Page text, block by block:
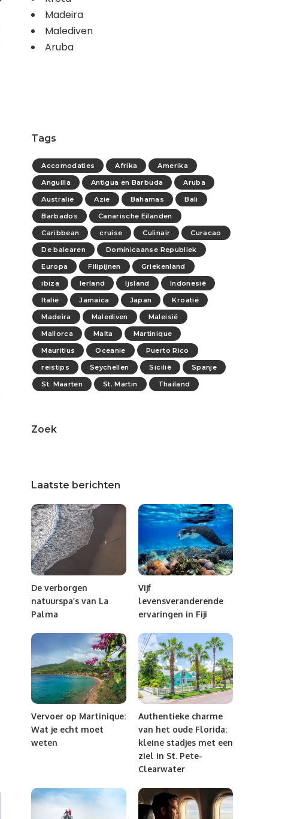
Madeira
Malediven
Aruba
Tags
Accomodaties Afrika
Amerika
Anguilla
Antigua en Barbuda
Aruba
Australië
Azie Bahamas
Bali
Barbados
Canarische Eilanden
Caribbean
cruise Culinair
Curacao
De balearen
Dominicaanse Republiek
Europa
Filipijnen
Griekenland
ibiza
Ierland Ijsland
Indonesië
Italië
Jamaica Japan
Kroatië
Madeira
Malediven
Maleisië
Mallorca
Malta
Martinique
Mauritius
Oceanie
Puerto Rico
reistips
Seychellen Sicilië
Spanje
St. Maarten
St. Martin Thailand
Zoek
Laatste berichten
De verborgen
natuurspa’s van La
Palma
Vijf
levensveranderende
ervaringen in Fiji
Vervoer op Martinique:
Wat je echt moet
weten
Authentieke charme
van het oude Florida:
kleine stadjes met een
ziel in St. Pete-
Clearwater